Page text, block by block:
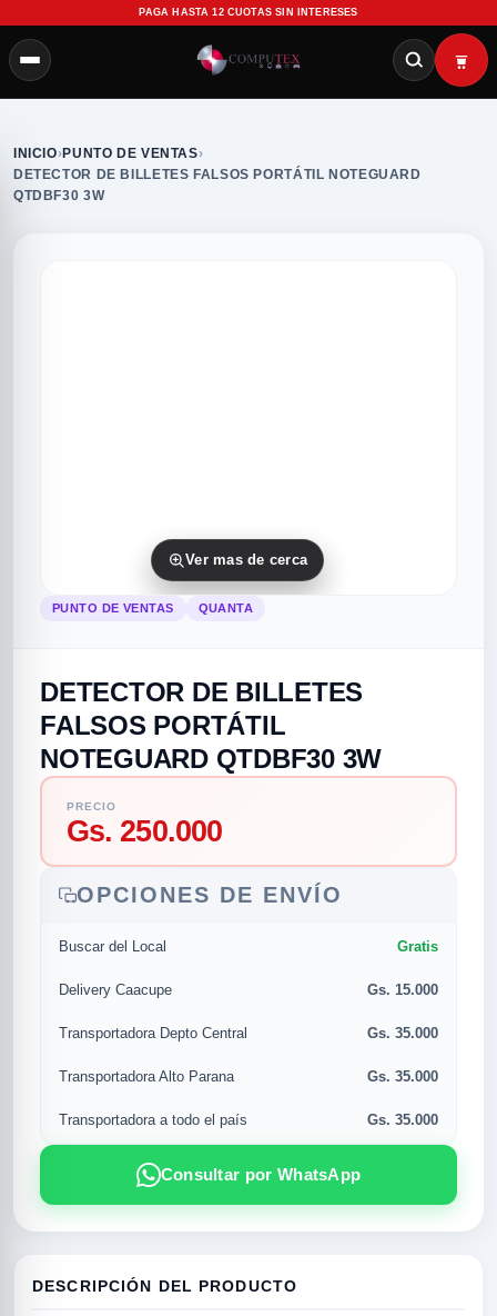
PAGA HASTA 12 CUOTAS SIN INTERESES
categorias
MUSICAL
INICIO›PUNTO DE VENTAS›
DETECTOR DE BILLETES FALSOS PORTÁTIL NOTEGUARD
QTDBF30 3W
Ver mas de cerca
PUNTO DE VENTAS QUANTA
DETECTOR DE BILLETES
FALSOS PORTÁTIL
NOTEGUARD QTDBF30 3W
PRECIO
Gs. 250.000
OPCIONES DE ENVÍO
Buscar del Local Gratis
Delivery Caacupe Gs. 15.000
Transportadora Depto Central Gs. 35.000
Transportadora Alto Parana Gs. 35.000
Transportadora a todo el país Gs. 35.000
Consultar por WhatsApp
DESCRIPCIÓN DEL PRODUCTO